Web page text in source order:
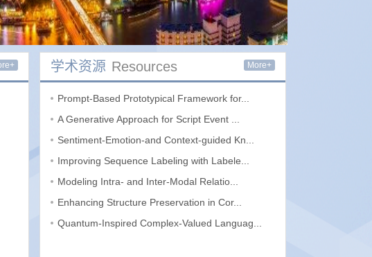
More+
学术资源 Resources
Prompt-Based Prototypical Framework for...
A Generative Approach for Script Event ...
Sentiment-Emotion-and Context-guided Kn...
Improving Sequence Labeling with Labele...
Modeling Intra- and Inter-Modal Relatio...
Enhancing Structure Preservation in Cor...
Quantum-Inspired Complex-Valued Languag...